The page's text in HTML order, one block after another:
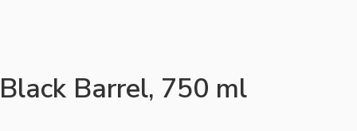
Barrel, 750 ml